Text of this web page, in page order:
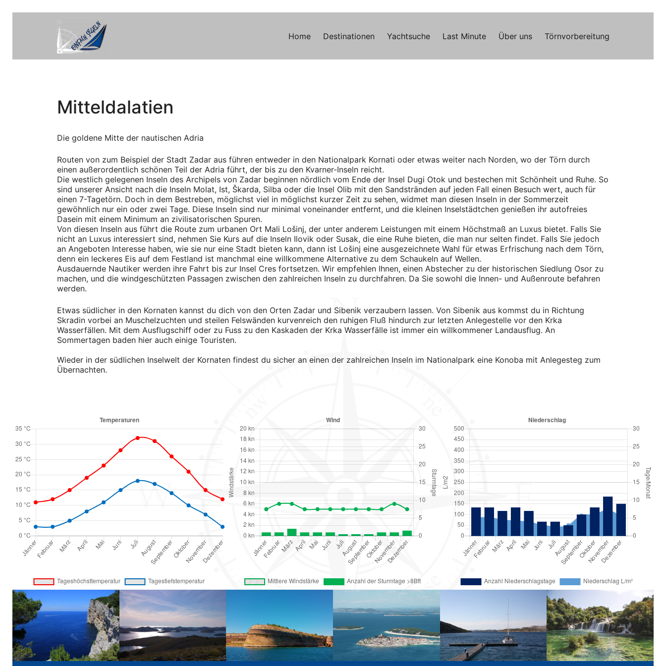
Navigation
Home Destinationen Yachtsuche Last Minute Über uns Törnvorbereitung
Mitteldalatien
Die goldene Mitte der nautischen Adria
Routen von zum Beispiel der Stadt Zadar aus führen entweder in den Nationalpark Kornati oder etwas weiter nach Norden, wo der Törn durch
einen außerordentlich schönen Teil der Adria führt, der bis zu den Kvarner-Inseln reicht.
Die westlich gelegenen Inseln des Archipels von Zadar beginnen nördlich vom Ende der Insel Dugi Otok und bestechen mit Schönheit und Ruhe. So
sind unserer Ansicht nach die Inseln Molat, Ist, Škarda, Silba oder die Insel Olib mit den Sandstränden auf jeden Fall einen Besuch wert, auch für
einen 7-Tagetörn. Doch in dem Bestreben, möglichst viel in möglichst kurzer Zeit zu sehen, widmet man diesen Inseln in der Sommerzeit
gewöhnlich nur ein oder zwei Tage. Diese Inseln sind nur minimal voneinander entfernt, und die kleinen Inselstädtchen genießen ihr autofreies
Dasein mit einem Minimum an zivilisatorischen Spuren.
Von diesen Inseln aus führt die Route zum urbanen Ort Mali Lošinj, der unter anderem Leistungen mit einem Höchstmaß an Luxus bietet. Falls Sie
nicht an Luxus interessiert sind, nehmen Sie Kurs auf die Inseln Ilovik oder Susak, die eine Ruhe bieten, die man nur selten findet. Falls Sie jedoch
an Angeboten Interesse haben, wie sie nur eine Stadt bieten kann, dann ist Lošinj eine ausgezeichnete Wahl für etwas Erfrischung nach dem Törn,
denn ein leckeres Eis auf dem Festland ist manchmal eine willkommene Alternative zu dem Schaukeln auf Wellen.
Ausdauernde Nautiker werden ihre Fahrt bis zur Insel Cres fortsetzen. Wir empfehlen Ihnen, einen Abstecher zu der historischen Siedlung Osor zu
machen, und die windgeschützten Passagen zwischen den zahlreichen Inseln zu durchfahren. Da Sie sowohl die Innen- und Außenroute befahren
werden.
Etwas südlicher in den Kornaten kannst du dich von den Orten Zadar und Sibenik verzaubern lassen. Von Sibenik aus kommst du in Richtung
Skradin vorbei an Muschelzuchten und steilen Felswänden kurvenreich den ruhigen Fluß hindurch zur letzten Anlegestelle vor den Krka
Wasserfällen. Mit dem Ausflugschiff oder zu Fuss zu den Kaskaden der Krka Wasserfälle ist immer ein willkommener Landausflug. An
Sommertagen baden hier auch einige Touristen.
Wieder in der südlichen Inselwelt der Kornaten findest du sicher an einen der zahlreichen Inseln im Nationalpark eine Konoba mit Anlegesteg zum
Übernachten.